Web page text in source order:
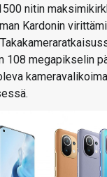
nitin
Kardonin
108 megapikselin